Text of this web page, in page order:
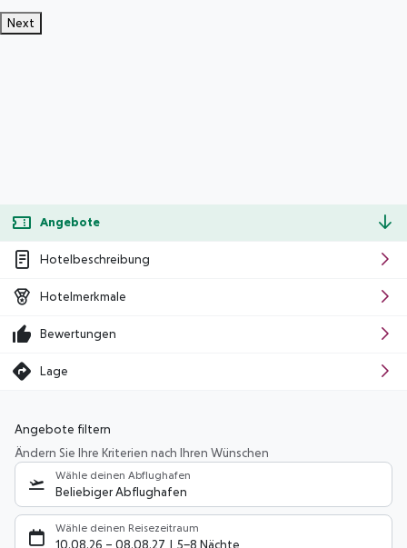
Next
Angebote
Hotelbeschreibung
Hotelmerkmale
Bewertungen
Lage
Angebote filtern
Ändern Sie Ihre Kriterien nach Ihren Wünschen
Wähle deinen Abflughafen
Beliebiger Abflughafen
Wähle deinen Reisezeitraum
10.08.26 – 08.08.27 5-8 Nächte